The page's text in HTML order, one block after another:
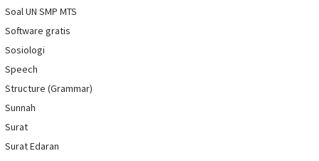
Soal UN SMP MTS
Software gratis
Sosiologi
Speech
Structure (Grammar)
Sunnah
Surat
Surat Edaran